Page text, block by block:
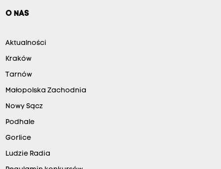
O NAS
Aktualności
Kraków
Tarnów
Małopolska Zachodnia
Nowy Sącz
Podhale
Gorlice
Ludzie Radia